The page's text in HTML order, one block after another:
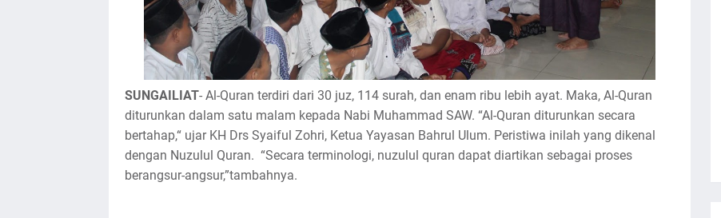
SUNGAILIAT- Al-Quran terdiri dari 30 juz, 114 surah, dan enam ribu lebih ayat. Maka, Al-Quran
diturunkan dalam satu malam kepada Nabi Muhammad SAW. “Al-Quran diturunkan secara
bertahap,“ ujar KH Drs Syaiful Zohri, Ketua Yayasan Bahrul Ulum. Peristiwa inilah yang dikenal
dengan Nuzulul Quran. “Secara terminologi, nuzulul quran dapat diartikan sebagai proses
berangsur-angsur,”tambahnya.